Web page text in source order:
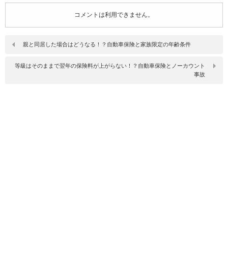
コメントは利用できません。
親と同居した場合はどうなる！？自動車保険と家族限定の年齢条件
等級はそのままで翌年の保険料が上がらない！？自動車保険とノーカウント
事故